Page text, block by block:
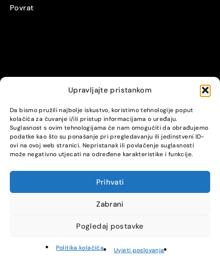
Upravljajte pristankom
Da bismo pružili najbolje iskustvo, koristimo tehnologije poput
kolačića za čuvanje i/ili pristup informacijama o uređaju.
Suglasnost s ovim tehnologijama će nam omogućiti da obrađujemo
podatke kao što su ponašanje pri pregledavanju ili jedinstveni ID-
ovi na ovoj web stranici. Nepristanak ili povlačenje suglasnosti
može negativno utjecati na određene karakteristike i funkcije.
Prihvati
Zabrani
Pogledaj postavke
Politika kolačića Uvjeti poslovanja
Povrat
© Alpha servis. All Rights Reserved.
COMPARE (0)
Remove all products